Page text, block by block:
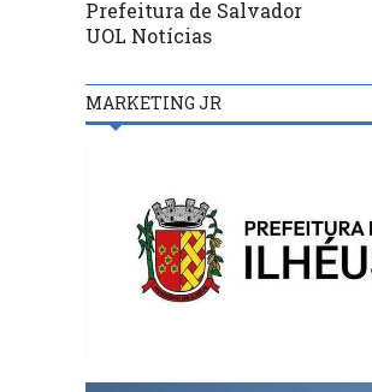
Prefeitura de Salvador
UOL Notícias
MARKETING JR